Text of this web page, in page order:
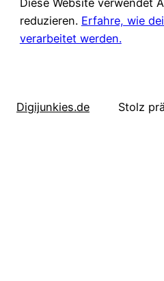
Diese Website verwendet
reduzieren. Erfahre, wie
verarbeitet werden.
Digijunkies.de Stolz